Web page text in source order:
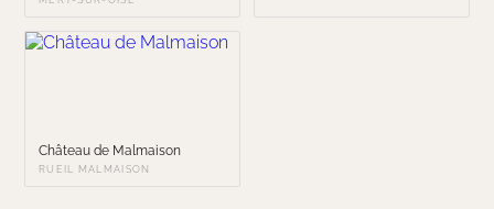
Château de Malmaison
RUEIL MALMAISON